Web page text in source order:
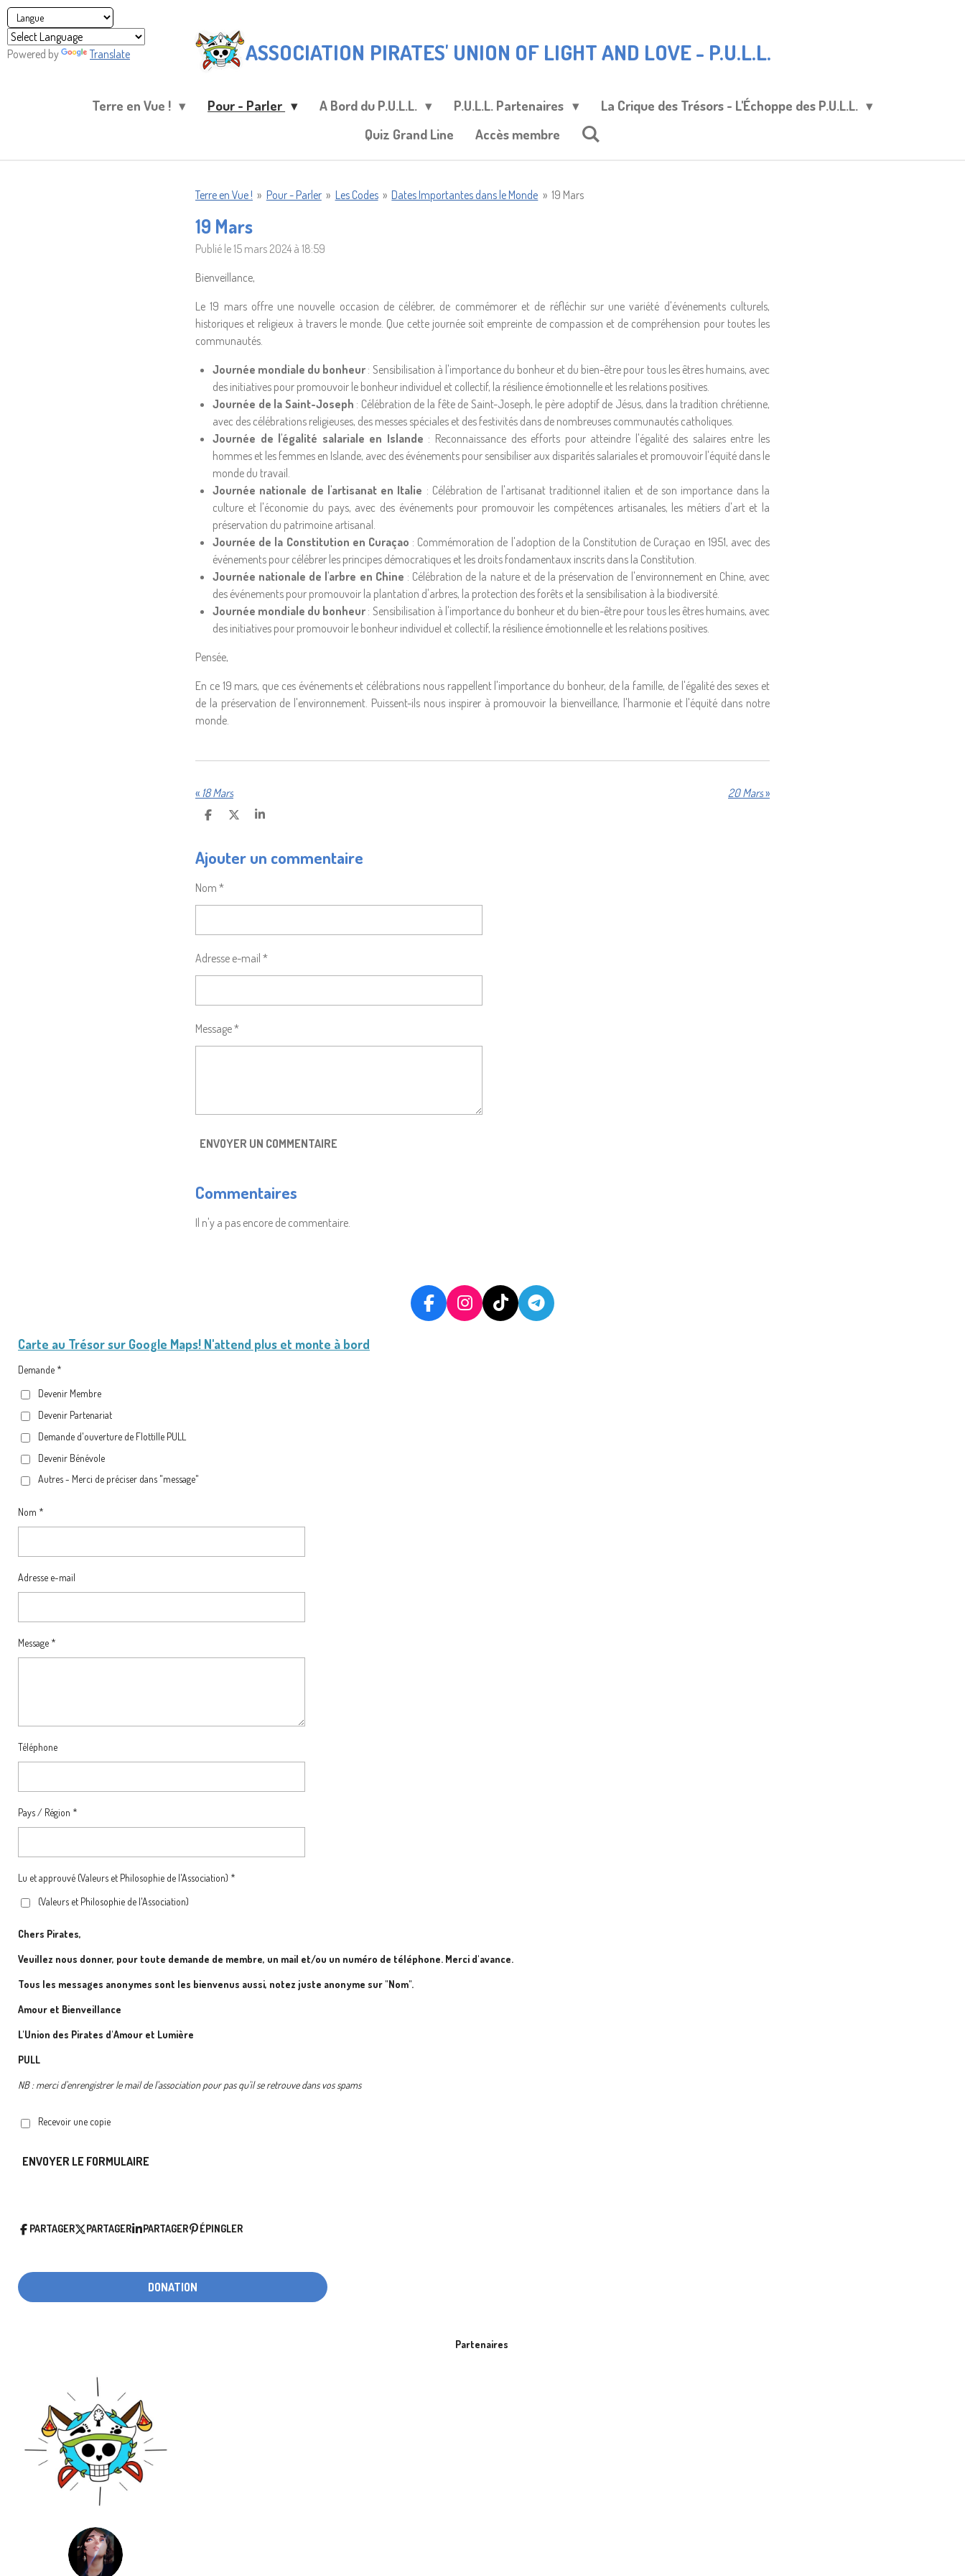
Powered by Translate
Passer
au
contenu
ASSOCIATION PIRATES' UNION OF LIGHT AND LOVE - P.U.L.L.
Terre en Vue ! Pour - Parler A Bord du P.U.L.L. P.U.L.L. Partenaires
La Crique des Trésors - L'Échoppe des P.U.L.L.
Quiz Grand Line
Accès membre
Terre en Vue ! » Pour - Parler » Les Codes » Dates Importantes dans le Monde » 19 Mars
19 Mars
Publié le 15 mars 2024 à 18:59
Bienveillance,
Le 19 mars offre une nouvelle occasion de célébrer, de commémorer et de réfléchir sur une variété d'événements culturels,
historiques et religieux à travers le monde. Que cette journée soit empreinte de compassion et de compréhension pour toutes les
communautés.
Journée mondiale du bonheur : Sensibilisation à l'importance du bonheur et du bien-être pour tous les êtres humains, avec
des initiatives pour promouvoir le bonheur individuel et collectif, la résilience émotionnelle et les relations positives.
Journée de la Saint-Joseph : Célébration de la fête de Saint-Joseph, le père adoptif de Jésus, dans la tradition chrétienne,
avec des célébrations religieuses, des messes spéciales et des festivités dans de nombreuses communautés catholiques.
Journée de l'égalité salariale en Islande : Reconnaissance des efforts pour atteindre l'égalité des salaires entre les
hommes et les femmes en Islande, avec des événements pour sensibiliser aux disparités salariales et promouvoir l'équité dans le
monde du travail.
Journée nationale de l'artisanat en Italie : Célébration de l'artisanat traditionnel italien et de son importance dans la
culture et l'économie du pays, avec des événements pour promouvoir les compétences artisanales, les métiers d'art et la
préservation du patrimoine artisanal.
Journée de la Constitution en Curaçao : Commémoration de l'adoption de la Constitution de Curaçao en 1951, avec des
événements pour célébrer les principes démocratiques et les droits fondamentaux inscrits dans la Constitution.
Journée nationale de l'arbre en Chine : Célébration de la nature et de la préservation de l'environnement en Chine, avec
des événements pour promouvoir la plantation d'arbres, la protection des forêts et la sensibilisation à la biodiversité.
Journée mondiale du bonheur : Sensibilisation à l'importance du bonheur et du bien-être pour tous les êtres humains, avec
des initiatives pour promouvoir le bonheur individuel et collectif, la résilience émotionnelle et les relations positives.
Pensée,
En ce 19 mars, que ces événements et célébrations nous rappellent l'importance du bonheur, de la famille, de l'égalité des sexes et
de la préservation de l'environnement. Puissent-ils nous inspirer à promouvoir la bienveillance, l'harmonie et l'équité dans notre
monde.
« 18 Mars 20 Mars»
P
T
A
E
P
A
P
A
Ajouter un commentaire
Nom *
Adresse e-mail *
Message *
ENVOYER UN COMMENTAIRE
Commentaires
Il n'y a pas encore de commentaire.
F
A
I
N
T
I
T
E
Carte au Trésorsur Google Maps! N'attend plus et monte à bord
Demande *
Devenir Membre
Devenir Partenariat
Demande d'ouverture de Flottille PULL
Devenir Bénévole
Autres - Merci de préciser dans "message"
Nom *
Adresse e-mail
Message *
Téléphone
Pays / Région *
Lu et approuvé (Valeurs et Philosophie de l'Association) *
(Valeurs et Philosophie de l'Association)
Chers Pirates,
Veuillez nous donner, pour toute demande de membre, un mail et/ou un numéro de téléphone. Merci d'avance.
Tous les messages anonymes sont les bienvenus aussi, notez juste anonyme sur "Nom".
Amour et Bienveillance
L'Union des Pirates d'Amour et Lumière
PULL
NB : merci d'enrengistrer le mail de l'association pour pas qu'il se retrouve dans vos spams
Recevoir une copie
ENVOYER LE FORMULAIRE
PARTAGER PARTAGER PARTAGER ÉPINGLER
DONATION
Partenaires